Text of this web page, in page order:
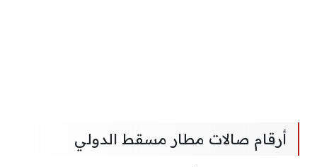
أرقام صالات مطار مسقط الدولي